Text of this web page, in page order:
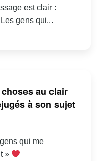
est clair :
gens qui...
au clair
à son sujet
qui me
»